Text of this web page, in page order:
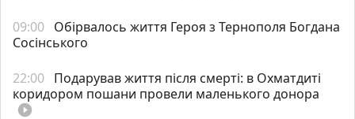
09:00 Обірвалось життя Героя з Тернополя Богдана
Сосінського
22:00 Подарував життя після смерті: в Охматдиті
коридором пошани провели маленького донора
play_circle_filled